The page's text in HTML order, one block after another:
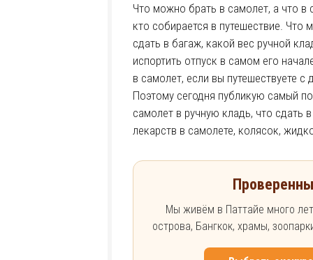
Что можно брать в самолет, а что в
кто собирается в путешествие.
сдать в багаж, какой вес ручной
испортить отпуск в самом его
в самолет, если вы путешествуете с
Поэтому сегодня публикую самый
самолет в ручную кладь, что сдать
лекарств в самолете, колясок,
Мы живём в Паттайе много
острова, Бангкок, храмы,